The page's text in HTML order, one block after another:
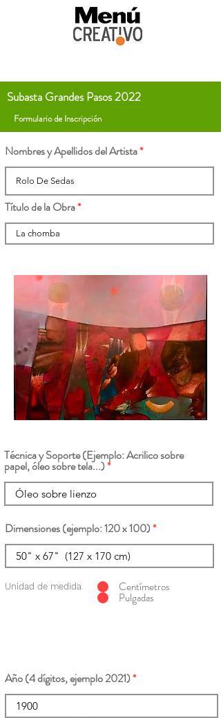
Subasta Grandes Pasos 2022
Formulario de Inscripción
Nombres y Apellidos del Artista
Título de la Obra
Técnica y Soporte (Ejemplo: Acrilico sobre
papel, óleo sobre tela...)
Dimensiones (ejemplo: 120 x 100)
Unidad de medida Centímetros
Pulgadas
Año (4 dígitos, ejemplo 2021)